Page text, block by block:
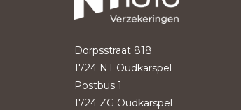
Dorpsstraat 818
1724 NT Oudkarspel
Postbus 1
1724 ZG Oudkarspel